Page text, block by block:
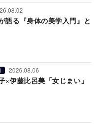
語る『身体の美学入門』と
2026.08.06
×伊藤比呂美「女じまい」